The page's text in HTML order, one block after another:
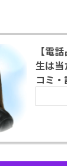
【電
生は当
コミ